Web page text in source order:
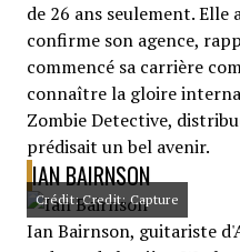
de 26 ans seulement. Elle
confirme son agence,
commencé sa carrière
connaître la gloire
Zombie Detective,
prédisait un bel avenir.
IAN BAIRNSON
Crédit: Credit: Capture
Ian Bairnson, guitariste